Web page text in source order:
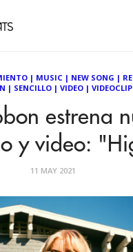
| MUSIC | NEW SONG |
| SENCILLO | VIDEO | VIDEOCLIP
estrena
y video:
11 MAY 2021